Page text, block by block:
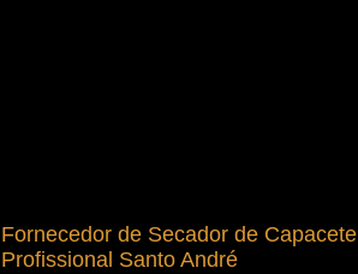
Fornecedor de Secador de Capacete
Profissional Santo André